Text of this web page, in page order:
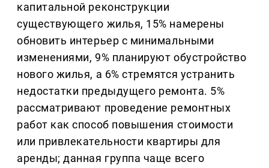
капитальной реконструкции
существующего жилья, 15% намерены
обновить интерьер с минимальными
изменениями, 9% планируют обустройство
нового жилья, а 6% стремятся устранить
недостатки предыдущего ремонта. 5%
рассматривают проведение ремонтных
работ как способ повышения стоимости
или привлекательности квартиры для
аренды; данная группа чаще всего